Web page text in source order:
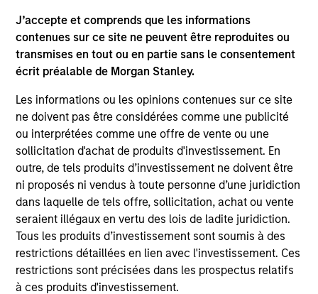
J’accepte et comprends que les informations
contenues sur ce site ne peuvent être reproduites ou
transmises en tout ou en partie sans le consentement
écrit préalable de Morgan Stanley.
Les informations ou les opinions contenues sur ce site
ne doivent pas être considérées comme une publicité
ou interprétées comme une offre de vente ou une
sollicitation d'achat de produits d'investissement. En
outre, de tels produits d’investissement ne doivent être
ni proposés ni vendus à toute personne d’une juridiction
dans laquelle de tels offre, sollicitation, achat ou vente
seraient illégaux en vertu des lois de ladite juridiction.
Tous les produits d’investissement sont soumis à des
restrictions détaillées en lien avec l'investissement. Ces
restrictions sont précisées dans les prospectus relatifs
à ces produits d'investissement.
the site or your use of such site.
Morgan Stanley
Morgan Stanley Careers